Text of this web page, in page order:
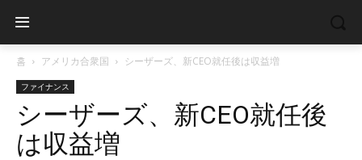
홈 アメリカ合衆国 シーザーズ、新CEO就任後は収益増
ファイナンス
シーザーズ、新CEO就任後
は収益増